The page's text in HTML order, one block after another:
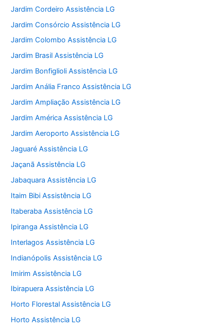
Jardim Cordeiro Assistência LG
Jardim Consórcio Assistência LG
Jardim Colombo Assistência LG
Jardim Brasil Assistência LG
Jardim Bonfiglioli Assistência LG
Jardim Anália Franco Assistência LG
Jardim Ampliação Assistência LG
Jardim América Assistência LG
Jardim Aeroporto Assistência LG
Jaguaré Assistência LG
Jaçanã Assistência LG
Jabaquara Assistência LG
Itaim Bibi Assistência LG
Itaberaba Assistência LG
Ipiranga Assistência LG
Interlagos Assistência LG
Indianópolis Assistência LG
Imirim Assistência LG
Ibirapuera Assistência LG
Horto Florestal Assistência LG
Horto Assistência LG